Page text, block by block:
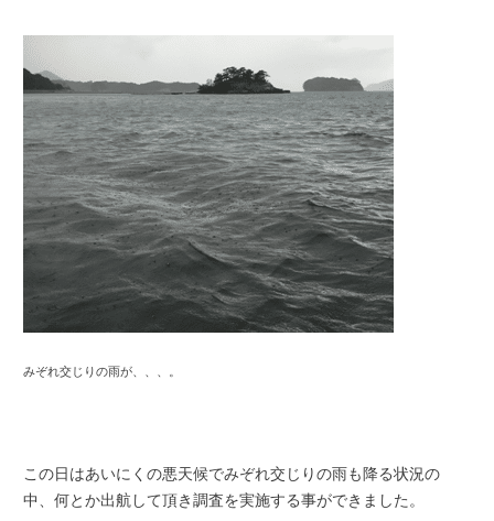
みぞれ交じりの雨が、、、。
この日はあいにくの悪天候でみぞれ交じりの雨も降る状況の
中、何とか出航して頂き調査を実施する事ができました。